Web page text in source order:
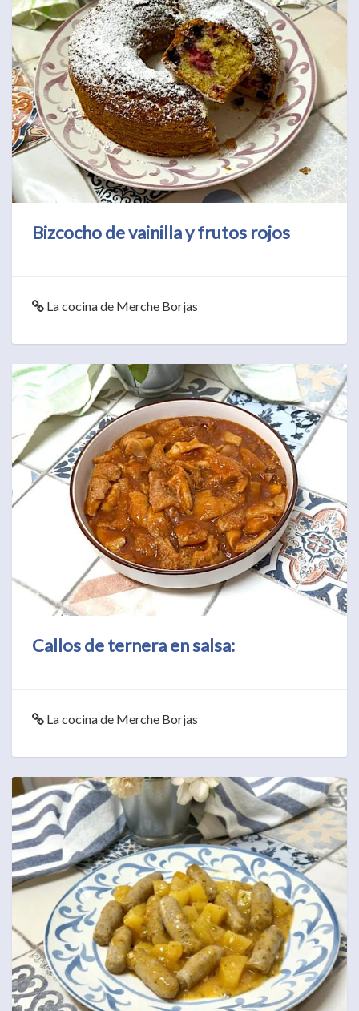
Bizcocho de vainilla y frutos rojos
La cocina de Merche Borjas
Callos de ternera en salsa:
La cocina de Merche Borjas